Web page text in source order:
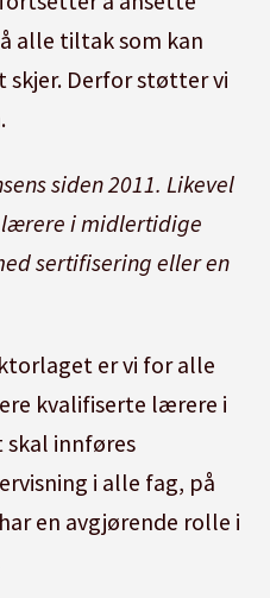
alle tiltak som kan
Derfor støtter vi
siden 2011. Likevel
i midlertidige
sertifisering eller en
er vi for alle
kvalifiserte lærere i
skal innføres
i alle fag, på
en avgjørende rolle i